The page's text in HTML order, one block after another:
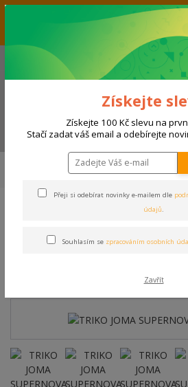
Vážení zákazníci, aktuálně nabízíme
umístěné v kategorii VÝPRODEJ. Přejeme
SHOPSPORT.CZ
+420 728 118 114 (Po-Ne, 9-20 hod.)
FOTBAL, FUTSAL
TRIKO JOMA SUPERNOVA III | BÍLÁ
BÍLÁ
Získejte
Získejte 100 Kč slevu na
Stačí zadat váš email a odebírejte
Přeji si odebírat novinky e-mailem dle
údajů.
Souhlasím se zpracováním osobních
Zavřít